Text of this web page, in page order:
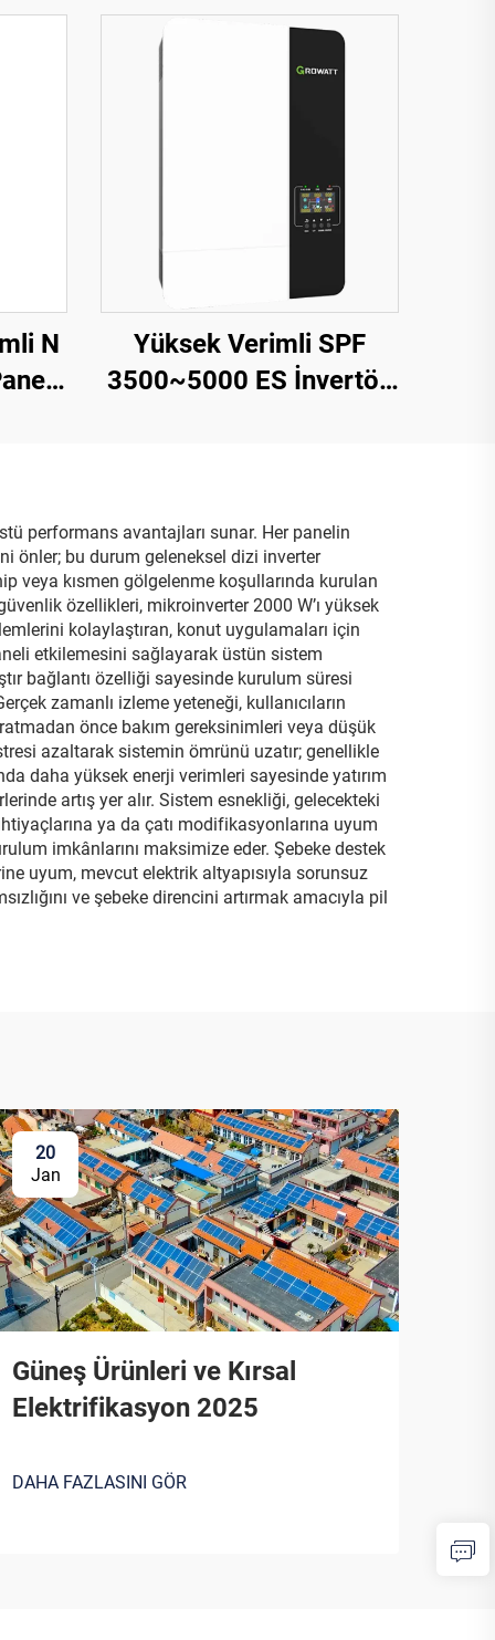
N
Yüksek Verimli SPF
3500~5000 ES İnvertör,
performans avantajları sunar. Her panelin
önler; bu durum geleneksel dizi inverter
veya kısmen gölgelenme koşullarında kurulan
özellikleri, mikroinverter 2000 W’ı yüksek
kolaylaştıran, konut uygulamaları için
etkilemesini sağlayarak üstün sistem
bağlantı özelliği sayesinde kurulum süresi
zamanlı izleme yeteneği, kullanıcıların
önce bakım gereksinimleri veya düşük
azaltarak sistemin ömrünü uzatır; genellikle
daha yüksek enerji verimleri sayesinde yatırım
artış yer alır. Sistem esnekliği, gelecekteki
ya da çatı modifikasyonlarına uyum
imkânlarını maksimize eder. Şebeke destek
uyum, mevcut elektrik altyapısıyla sorunsuz
ve şebeke direncini artırmak amacıyla pil
20
Jan
Güneş Ürünleri ve Kırsal
Elektrifikasyon 2025
DAHA FAZLASINI GÖR